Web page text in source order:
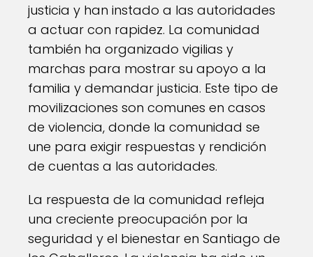
justicia y han instado a las autoridades
a actuar con rapidez. La comunidad
también ha organizado vigilias y
marchas para mostrar su apoyo a la
familia y demandar justicia. Este tipo de
movilizaciones son comunes en casos
de violencia, donde la comunidad se
une para exigir respuestas y rendición
de cuentas a las autoridades.
La respuesta de la comunidad refleja
una creciente preocupación por la
seguridad y el bienestar en Santiago de